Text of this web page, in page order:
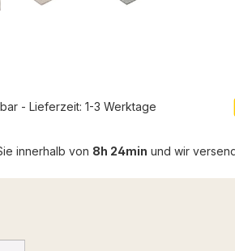
- Lieferzeit: 1-3 Werktage
innerhalb von 8h 24min und wir